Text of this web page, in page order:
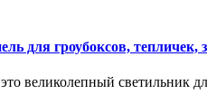
для гроубоксов, тепличек,
великолепный светильник